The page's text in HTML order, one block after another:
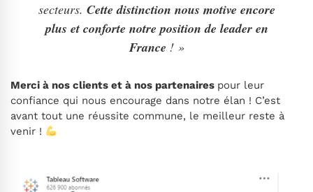
secteurs. Cette distinction nous motive encore
plus et conforte notre position de leader en
France ! »
Merci à nos clients et à nos partenaires pour leur
confiance qui nous encourage dans notre élan ! C’est
avant tout une réussite commune, le meilleur reste à
venir !